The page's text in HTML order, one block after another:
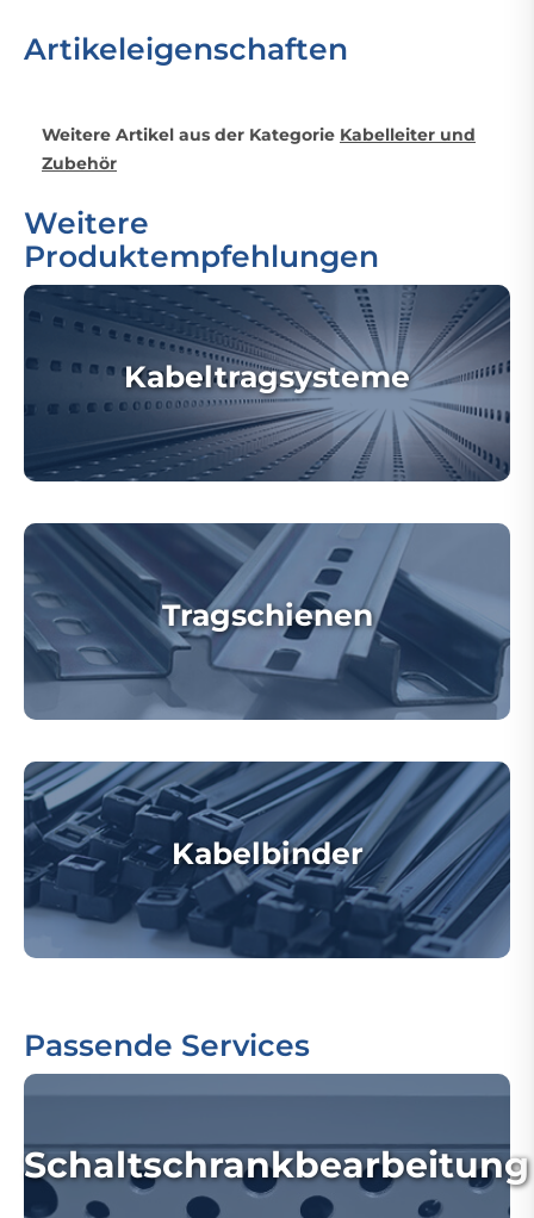
Artikeleigenschaften
Weitere Artikel aus der Kategorie Kabelleiter und
Zubehör
Weitere
Produktempfehlungen
Kabeltragsysteme
Tragschienen
Kabelbinder
Passende Services
Schaltschrankbearbeitung